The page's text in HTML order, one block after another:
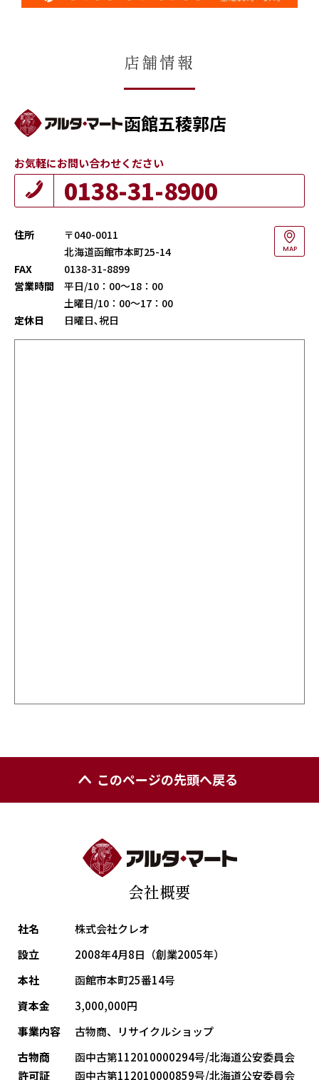
店舗情報
函館五稜郭店
お気軽にお問い合わせください
0138-31-8900
住所
〒040-0011
北海道函館市本町25-14
MAP
FAX
0138-31-8899
営業時間
平日/10：00～18：00
土曜日/10：00～17：00
定休日
日曜日､祝日
このページの先頭へ戻る
会社概要
社名
株式会社クレオ
設立
2008年4月8日（創業2005年）
本社
函館市本町25番14号
資本金
3,000,000円
事業内容
古物商、リサイクルショップ
古物商
許可証
函中古第112010000294号/北海道公安委員会
函中古第112010000859号/北海道公安委員会